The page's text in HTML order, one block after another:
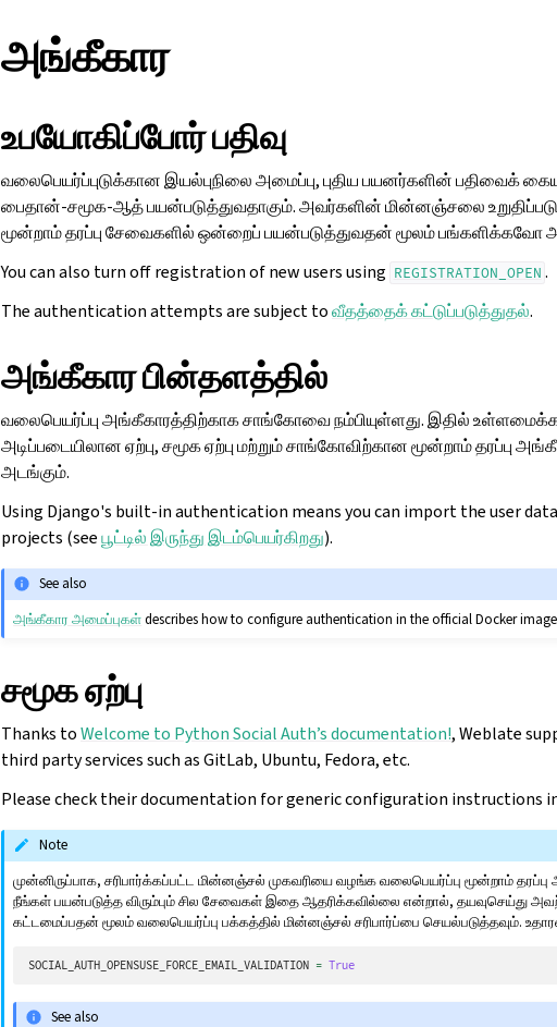
அங்கீகார
உபயோகிப்போர் பதிவு
வலைபெயர்ப்புடுக்கான இயல்புநிலை அமைப்பு, புதிய பயனர்களின் பதிவைக்
பைதான்-சமூக-ஆத் பயன்படுத்துவதாகும். அவர்களின் மின்னஞ்சலை
மூன்றாம் தரப்பு சேவைகளில் ஒன்றைப் பயன்படுத்துவதன் மூலம் பங்களிக்கவோ
You can also turn off registration of new users using REGISTRATION_OPEN .
The authentication attempts are subject toவீதத்தைக் கட்டுப்படுத்துதல்.
அங்கீகார பின்தளத்தில்
வலைபெயர்ப்பு அங்கீகாரத்திற்காக சாங்கோவை நம்பியுள்ளது. இதில்
அடிப்படையிலான ஏற்பு, சமூக ஏற்பு மற்றும் சாங்கோவிற்கான மூன்றாம் தரப்பு
அடங்கும்.
Using Django's built-in authentication means you can import the user
projects (seeபூட்டில் இருந்து இடம்பெயர்கிறது).
See also
அங்கீகார அமைப்புகள்describes how to configure authentication in the official Docker
சமூக ஏற்பு
Thanks toWelcome to Python Social Auth’s documentation!, Weblate
third party services such as GitLab, Ubuntu, Fedora, etc.
Please check their documentation for generic configuration instructions
Note
முன்னிருப்பாக, சரிபார்க்கப்பட்ட மின்னஞ்சல் முகவரியை வழங்க வலைபெயர்ப்பு மூன்றாம்
நீங்கள் பயன்படுத்த விரும்பும் சில சேவைகள் இதை ஆதரிக்கவில்லை என்றால், தயவுசெய்து
கட்டமைப்பதன் மூலம் வலைபெயர்ப்பு பக்கத்தில் மின்னஞ்சல் சரிபார்ப்பை செயல்படுத்தவும்.
SOCIAL_AUTH_OPENSUSE_FORCE_EMAIL_VALIDATION = True
See also